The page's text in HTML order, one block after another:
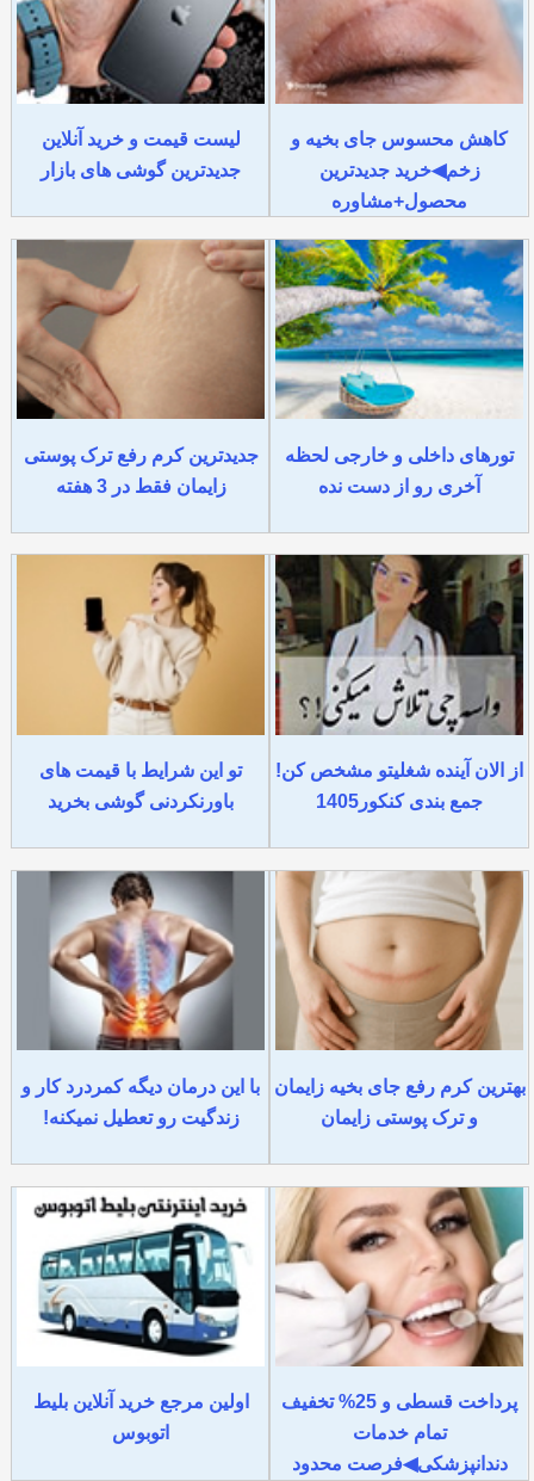
کاهش محسوس جای بخیه و
زخم◀خرید جدیدترین
محصول+مشاوره
لیست قیمت و خرید آنلاین
جدیدترین گوشی های بازار
تورهای داخلی و خارجی لحظه
آخری رو از دست نده
جدیدترین کرم رفع ترک پوستی
زایمان فقط در 3 هفته
از الان آینده شغلیتو مشخص کن!
جمع بندی کنکور1405
تو این شرایط با قیمت های
باورنکردنی گوشی بخرید
بهترین کرم رفع جای بخیه زایمان
و ترک پوستی زایمان
با این درمان دیگه کمردرد کار و
زندگیت رو تعطیل نمیکنه!
پرداخت قسطی و 25% تخفیف
تمام خدمات
دندانپزشکی◀فرصت محدود
اولین مرجع خرید آنلاین بلیط
اتوبوس